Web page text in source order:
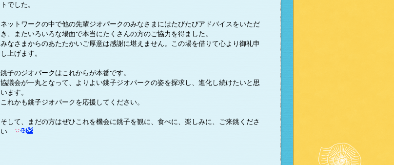
トでした。
ネットワークの中で他の先輩ジオパークのみなさまにはたびたびアドバイスをいただ
き、またいろいろな場面で本当にたくさんの方のご協力を得ました。
みなさまからのあたたかいご厚意は感謝に堪えません。この場を借りて心より御礼申
し上げます。
銚子のジオパークはこれからが本番です。
協議会が一丸となって、よりよい銚子ジオパークの姿を探求し、進化し続けたいと思
います。
これかも銚子ジオパークを応援してください。
そして、まだの方はぜひこれを機会に銚子を観に、食べに、楽しみに、ご来銚くださ
い